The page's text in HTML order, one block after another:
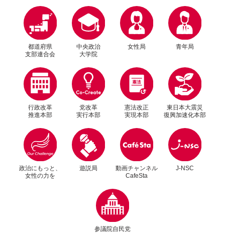
都道府県
支部連合会
中央政治
大学院
女性局 青年局
行政改革
推進本部
党改革
実行本部
憲法改正
実現本部
東日本大震災
復興加速化本部
政治にもっと、
女性の力を
別ウィンドウリンク
遊説局
別ウィンドウリンク
動画チャンネル
CafeSta
J-NSC
参議院自民党
別ウィンドウリンク